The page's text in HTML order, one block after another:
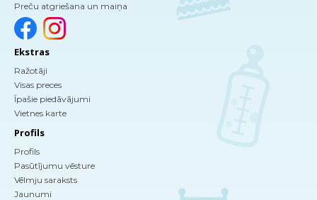
Preču atgriešana un maiņa
Ekstras
Ražotāji
Visas preces
Īpašie piedāvājumi
Vietnes karte
Profils
Profils
Pasūtījumu vēsture
Vēlmju saraksts
Jaunumi